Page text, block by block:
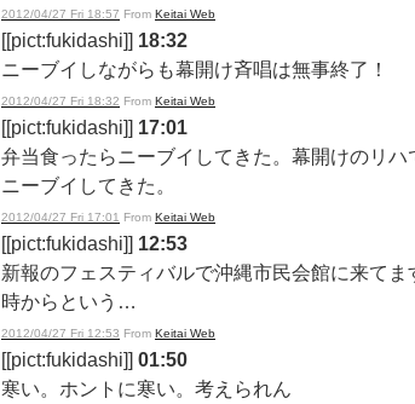
2012/04/27 Fri 18:57 From Keitai Web
[[pict:fukidashi]] 18:32
ニーブイしながらも幕開け斉唱は無事終了！
2012/04/27 Fri 18:32 From Keitai Web
[[pict:fukidashi]] 17:01
弁当食ったらニーブイしてきた。幕開けのリ
ニーブイしてきた。
2012/04/27 Fri 17:01 From Keitai Web
[[pict:fukidashi]] 12:53
新報のフェスティバルで沖縄市民会館に来て
時からという…
2012/04/27 Fri 12:53 From Keitai Web
[[pict:fukidashi]] 01:50
寒い。ホントに寒い。考えられん